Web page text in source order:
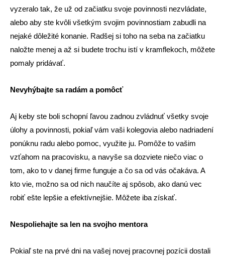
vyzeralo tak, že už od začiatku svoje povinnosti nezvládate,
alebo aby ste kvôli všetkým svojim povinnostiam zabudli na
nejaké dôležité konanie. Radšej si toho na seba na začiatku
naložte menej a až si budete trochu istí v kramflekoch, môžete
pomaly pridávať.
Nevyhýbajte sa radám a pomôcť
Aj keby ste boli schopní ľavou zadnou zvládnuť všetky svoje
úlohy a povinnosti, pokiaľ vám vaši kolegovia alebo nadriadení
ponúknu radu alebo pomoc, využite ju. Pomôže to vašim
vzťahom na pracovisku, a navyše sa dozviete niečo viac o
tom, ako to v danej firme funguje a čo sa od vás očakáva. A
kto vie, možno sa od nich naučíte aj spôsob, ako danú vec
robiť ešte lepšie a efektívnejšie. Môžete iba získať.
Nespoliehajte sa len na svojho mentora
Pokiaľ ste na prvé dni na vašej novej pracovnej pozícii dostali